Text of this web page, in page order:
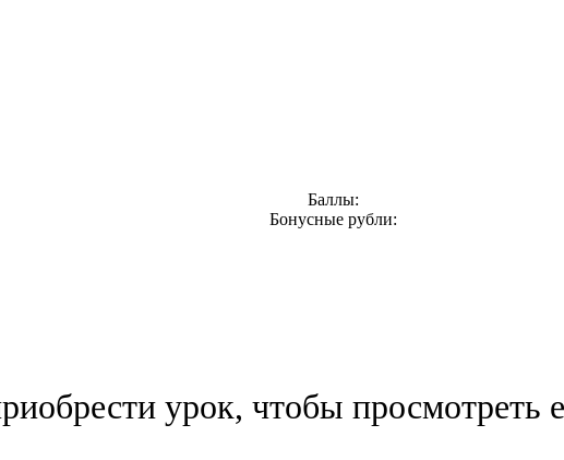
Баллы:
Бонусные рубли:
урок, чтобы просмотреть